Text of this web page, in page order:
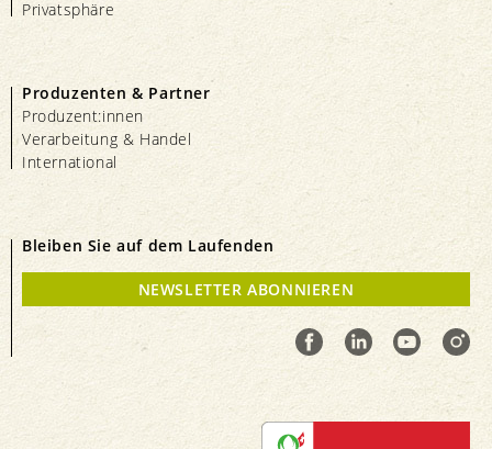
Privatsphäre
Produzenten & Partner
Produzent:innen
Verarbeitung & Handel
International
Bleiben Sie auf dem Laufenden
NEWSLETTER ABONNIEREN